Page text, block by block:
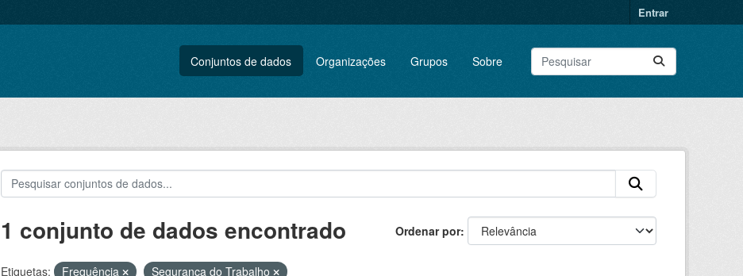
Entrar
Conjuntos de dados Organizações Grupos Sobre
Ordenar por
1 conjunto de dados encontrado
Etiquetas: Frequência
Segurança do Trabalho